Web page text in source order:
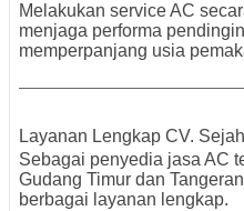
Melakukan service AC
menjaga performa
memperpanjang usia
Layanan Lengkap CV.
Sebagai penyedia jasa AC
Gudang Timur dan
berbagai layanan lengkap.